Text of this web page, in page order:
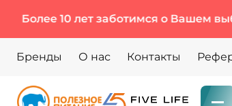
10 лет заботимся о Вашем выборе
Бренды О нас Контакты